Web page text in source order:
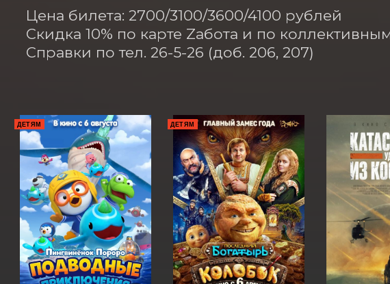
Цена билета: 2700/3100/3600/4100 рублей
Скидка 10% по карте Zабота и по
Справки по тел. 26-5-26 (доб. 206, 207)
ДЕТЯМ ДЕТЯМ